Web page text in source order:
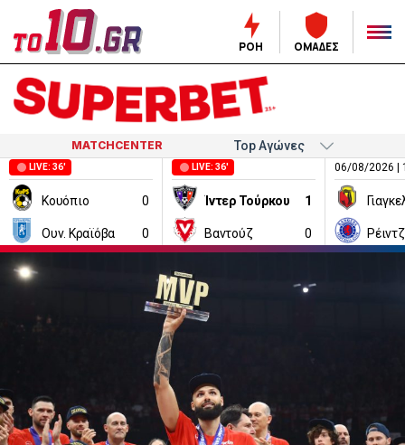
ΡΟΗ ΟΜΑΔΕΣ
MATCHCENTER
LIVE: 36'
Κουόπιο 0
Ουν. Κραϊόβα 0
LIVE: 36'
Ίντερ Τούρκου 1
Βαντούζ 0
06/08/2026 |